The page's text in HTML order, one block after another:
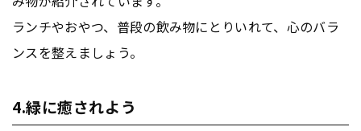
ランチやおやつ、普段の飲み物にとりいれて、心のバラ
ンスを整えましょう。
4.緑に癒されよう